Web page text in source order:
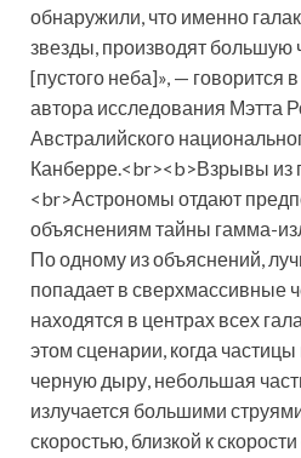
обнаружили, что именно
звезды, производят большую
[пустого неба]», — говорится
автора исследования Мэтта
Австралийского
Канберре.<br><b>Взрывы из
<br>Астрономы отдают
объяснениям тайны гамма-
По одному из объяснений,
попадает в сверхмассивные
находятся в центрах всех
этом сценарии, когда
черную дыру, небольшая
излучается большими
скоростью, близкой к